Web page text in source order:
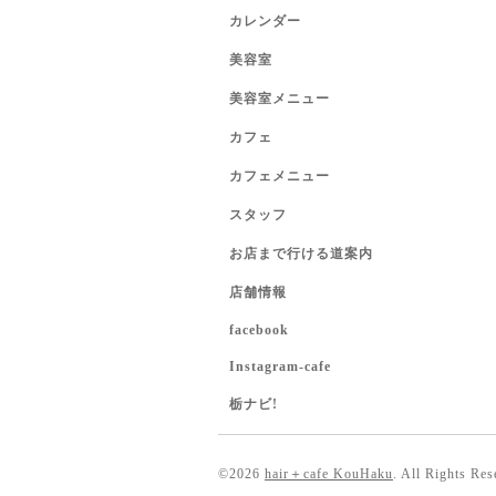
カレンダー
美容室
美容室メニュー
カフェ
カフェメニュー
スタッフ
お店まで行ける道案内
店舗情報
facebook
Instagram-cafe
栃ナビ!
©2026 hair＋cafe KouHaku. All Rights